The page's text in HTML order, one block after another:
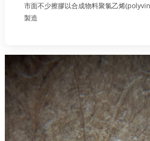
市面不少擦膠以合成物料聚氯乙烯
製造